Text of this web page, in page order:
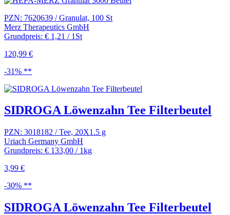
PZN: 7620639 / Granulat, 100 St
Merz Therapeutics GmbH
Grundpreis: € 1,21 / 1St
120,99 €
-31% **
SIDROGA Löwenzahn Tee Filterbeutel
PZN: 3018182 / Tee, 20X1.5 g
Uriach Germany GmbH
Grundpreis: € 133,00 / 1kg
3,99 €
-30% **
SIDROGA Löwenzahn Tee Filterbeutel